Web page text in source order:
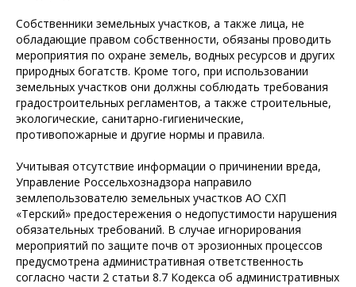
Собственники земельных участков, а также лица, не
обладающие правом собственности, обязаны проводить
мероприятия по охране земель, водных ресурсов и других
природных богатств. Кроме того, при использовании
земельных участков они должны соблюдать требования
градостроительных регламентов, а также строительные,
экологические, санитарно-гигиенические,
противопожарные и другие нормы и правила.
Учитывая отсутствие информации о причинении вреда,
Управление Россельхознадзора направило
землепользователю земельных участков АО СХП
«Терский» предостережения о недопустимости нарушения
обязательных требований. В случае игнорирования
мероприятий по защите почв от эрозионных процессов
предусмотрена административная ответственность
согласно части 2 статьи 8.7 Кодекса об административных